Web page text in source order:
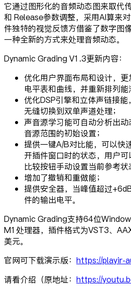
它通过图形化的音频动态图来取
和 Release参数调整，采用AI算来
件独特的视觉反馈方借鉴了数字图
一种全新的方式来处理音频动态。
Dynamic Grading V1.3更新内容：
优化用户界面布局和设计，
电平表和曲线，并重新排列能
优化DSP引擎和立体声链接能
无缝切换到双单声道处理；
声音源学习能可自动分析出
音源范围的初始设置；
提供一键A/B对比能，可以快
开插件窗口时的状态，用户
比较按钮手动设置当前参考状
增加了撤销和重做能；
提供安全器，当峰值超过
件的输出电平。
Dynamic Grading支持64位
M1处理器，插件格式为VST3、
美元。
官网可下载演示版： https://playir-
请看介绍（原地址： https://